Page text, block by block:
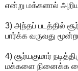
என்று மக்களால்
3) அந்தப் படத்தில்
பார்க்க வருவது
4) சூர்யகுமார்
மக்களை நினைக்க